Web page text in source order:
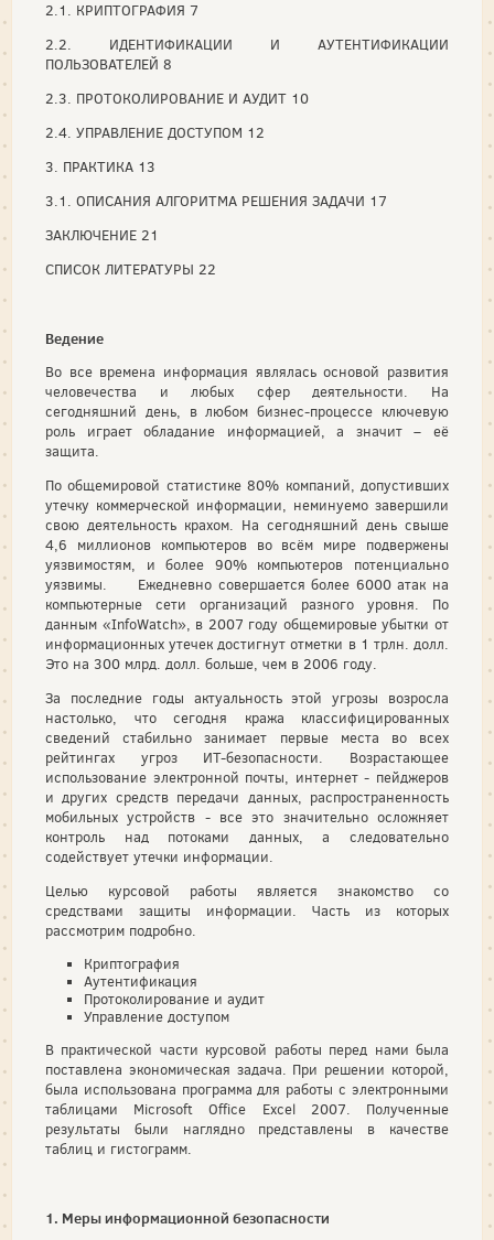
2.1. КРИПТОГРАФИЯ 7
2.2. ИДЕНТИФИКАЦИИ И АУТЕНТИФИКАЦИИ
ПОЛЬЗОВАТЕЛЕЙ 8
2.3. ПРОТОКОЛИРОВАНИЕ И АУДИТ 10
2.4. УПРАВЛЕНИЕ ДОСТУПОМ 12
3. ПРАКТИКА 13
3.1. ОПИСАНИЯ АЛГОРИТМА РЕШЕНИЯ ЗАДАЧИ 17
ЗАКЛЮЧЕНИЕ 21
СПИСОК ЛИТЕРАТУРЫ 22
Ведение
Во все времена информация являлась основой развития
человечества и любых сфер деятельности. На
сегодняшний день, в любом бизнес-процессе ключевую
роль играет обладание информацией, а значит – её
защита.
По общемировой статистике 80% компаний, допустивших
утечку коммерческой информации, неминуемо завершили
свою деятельность крахом. На сегодняшний день свыше
4,6 миллионов компьютеров во всём мире подвержены
уязвимостям, и более 90% компьютеров потенциально
уязвимы. Ежедневно совершается более 6000 атак на
компьютерные сети организаций разного уровня. По
данным «InfoWatch», в 2007 году общемировые убытки от
информационных утечек достигнут отметки в 1 трлн. долл.
Это на 300 млрд. долл. больше, чем в 2006 году.
За последние годы актуальность этой угрозы возросла
настолько, что сегодня кража классифицированных
сведений стабильно занимает первые места во всех
рейтингах угроз ИТ-безопасности. Возрастающее
использование электронной почты, интернет - пейджеров
и других средств передачи данных, распространенность
мобильных устройств - все это значительно осложняет
контроль над потоками данных, а следовательно
содействует утечки информации.
Целью курсовой работы является знакомство со
средствами защиты информации. Часть из которых
рассмотрим подробно.
Криптография
Аутентификация
Протоколирование и аудит
Управление доступом
В практической части курсовой работы перед нами была
поставлена экономическая задача. При решении которой,
была использована программа для работы с электронными
таблицами Microsoft Office Excel 2007. Полученные
результаты были наглядно представлены в качестве
таблиц и гистограмм.
1. Меры информационной безопасности